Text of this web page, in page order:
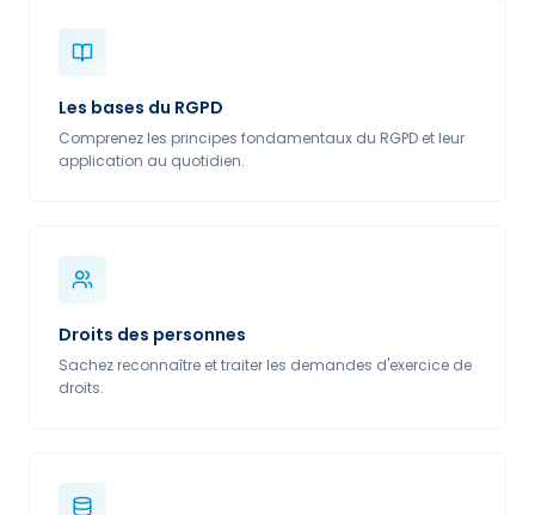
Les bases du RGPD
Comprenez les principes fondamentaux du RGPD et leur
application au quotidien.
Droits des personnes
Sachez reconnaître et traiter les demandes d'exercice de
droits.